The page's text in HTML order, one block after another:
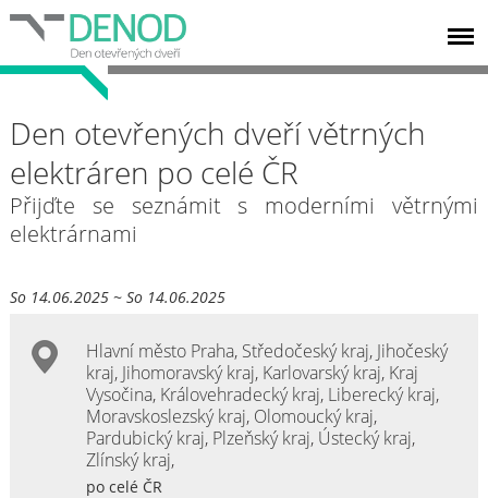
Den otevřených dveří větrných
elektráren po celé ČR
Přijďte se seznámit s moderními větrnými
elektrárnami
So 14.06.2025 ~ So 14.06.2025
Hlavní město Praha, Středočeský kraj, Jihočeský
kraj, Jihomoravský kraj, Karlovarský kraj, Kraj
Vysočina, Královehradecký kraj, Liberecký kraj,
Moravskoslezský kraj, Olomoucký kraj,
Pardubický kraj, Plzeňský kraj, Ústecký kraj,
Zlínský kraj,
po celé ČR